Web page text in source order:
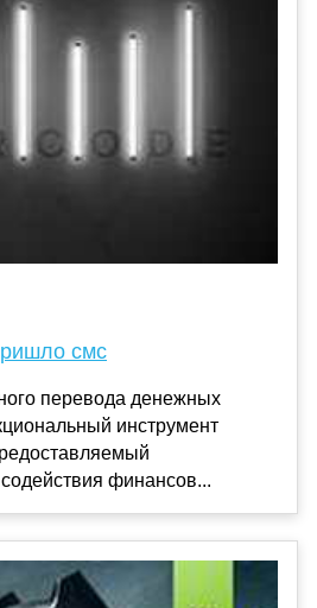
смс
перевода денежных
инструмент
финансов...